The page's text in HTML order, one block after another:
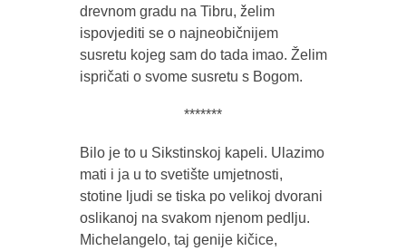
drevnom gradu na Tibru, želim
ispovjediti se o najneobičnijem
susretu kojeg sam do tada imao. Želim
ispričati o svome susretu s Bogom.
*******
Bilo je to u Sikstinskoj kapeli. Ulazimo
mati i ja u to svetište umjetnosti,
stotine ljudi se tiska po velikoj dvorani
oslikanoj na svakom njenom pedlju.
Michelangelo, taj genije kičice,